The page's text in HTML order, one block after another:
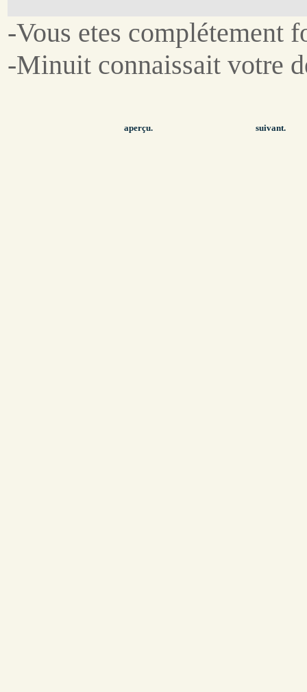
-Vous etes complétement
-Minuit connaissait votre
aperçu. suivant.